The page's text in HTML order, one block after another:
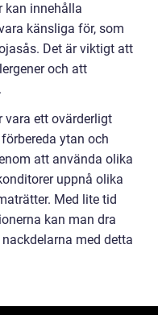
kan innehålla
känsliga för, som
Det är viktigt att
och att
ett ovärderligt
ytan och
att använda olika
uppnå olika
Med lite tid
kan man dra
med detta